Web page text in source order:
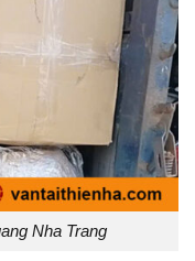
Nha Trang